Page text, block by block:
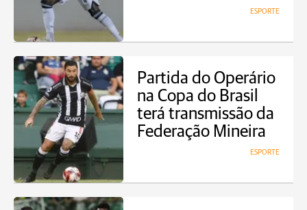
ESPORTE
Partida do Operário
na Copa do Brasil
terá transmissão da
Federação Mineira
ESPORTE